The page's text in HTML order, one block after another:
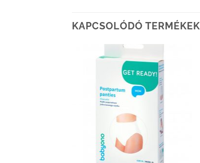
KAPCSOLÓDÓ TERMÉKEK
Kedvenceimhez
adom